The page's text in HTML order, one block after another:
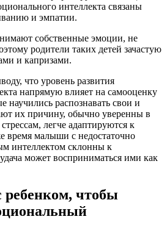
интеллекта связаны
и эмпатии.
собственные эмоции, не
родители таких детей зачастую
и капризами.
что уровень развития
напрямую влияет на самооценку
научились распознавать свои и
их причину, обычно уверенны в
легче адаптируются к
время малыши с недостаточно
интеллектом склонны к
может восприниматься ими как
ребенком, чтобы